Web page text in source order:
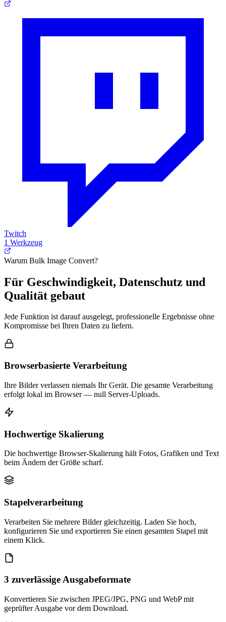
Twitch
1 Werkzeug
Warum Bulk Image Convert?
Für Geschwindigkeit, Datenschutz und
Qualität gebaut
Jede Funktion ist darauf ausgelegt, professionelle Ergebnisse ohne
Kompromisse bei Ihren Daten zu liefern.
Browserbasierte Verarbeitung
Ihre Bilder verlassen niemals Ihr Gerät. Die gesamte Verarbeitung
erfolgt lokal im Browser — null Server-Uploads.
Hochwertige Skalierung
Die hochwertige Browser-Skalierung hält Fotos, Grafiken und Text
beim Ändern der Größe scharf.
Stapelverarbeitung
Verarbeiten Sie mehrere Bilder gleichzeitig. Laden Sie hoch,
konfigurieren Sie und exportieren Sie einen gesamten Stapel mit
einem Klick.
3 zuverlässige Ausgabeformate
Konvertieren Sie zwischen JPEG/JPG, PNG und WebP mit
geprüfter Ausgabe vor dem Download.